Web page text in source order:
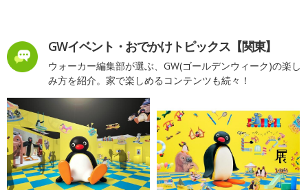
GWイベント・おでかけトピックス【関東】
ウォーカー編集部が選ぶ、GW(ゴールデンウィーク)の楽し
み方を紹介。家で楽しめるコンテンツも続々！